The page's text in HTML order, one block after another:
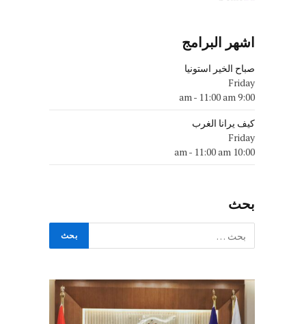
اشهر البرامج
صباح الخير استونيا
Friday
9:00 am
- 11:00 am
كيف يرانا الغرب
Friday
10:00 am
- 11:00 am
بحث